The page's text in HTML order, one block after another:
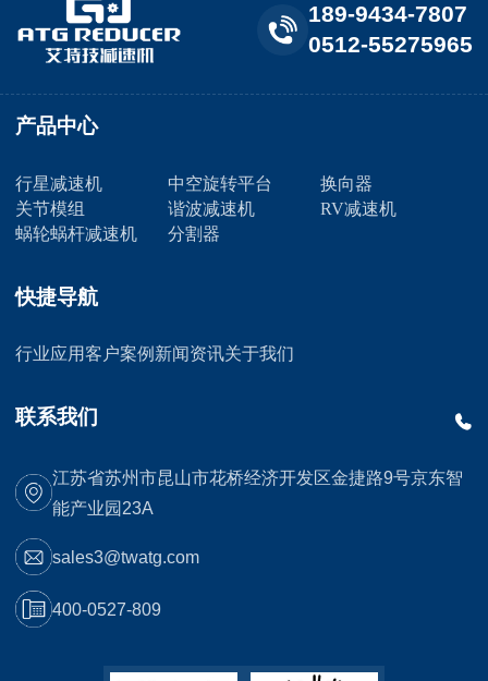
189-9434-7807
0512-55275965
产品中心
行星减速机 中空旋转平台
换向器
关节模组
谐波减速机
RV减速机
蜗轮蜗杆减速机
分割器
快捷导航
行业应用客户案例 新闻资讯关于我们
联系我们
江苏省苏州市昆山市花桥经济开发区金捷路9号京东智
能产业园23A
sales3@twatg.com
400-0527-809